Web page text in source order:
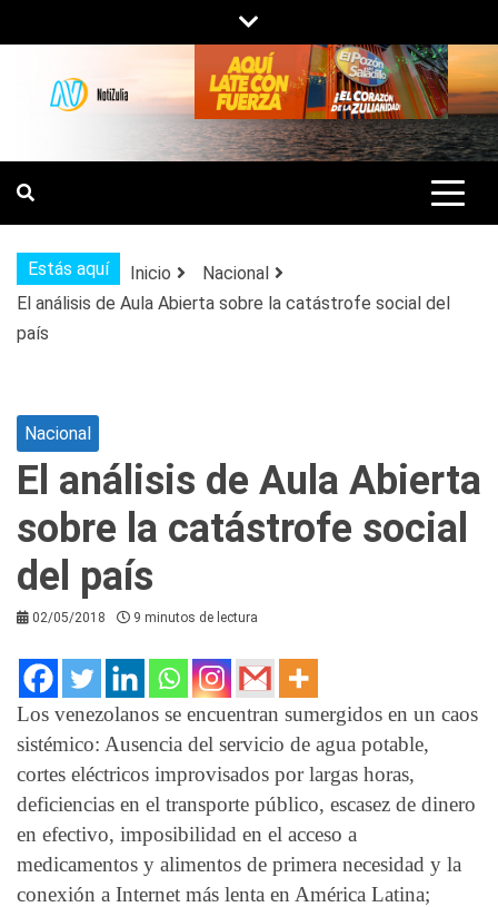
al
contenido
NOTIZULIA
NOTICIAS DEL ZULIA, VENEZUELA Y
DE INTERÉS GENERAL.
Estás aquí Inicio
Nacional
El análisis de Aula Abierta sobre la catástrofe social del
país
Nacional
El análisis de Aula Abierta
sobre la catástrofe social
del país
02/05/2018 9 minutos de lectura
Los venezolanos se encuentran sumergidos en un caos
sistémico: Ausencia del servicio de agua potable,
cortes eléctricos improvisados por largas horas,
deficiencias en el transporte público, escasez de dinero
en efectivo, imposibilidad en el acceso a
medicamentos y alimentos de primera necesidad y la
conexión a Internet más lenta en América Latina;